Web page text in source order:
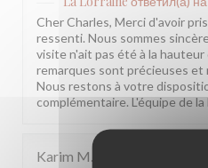
Cher Charles, Merci d'avoir
ressenti. Nous sommes
visite n'ait pas été à la
remarques sont précieuses et
Nous restons à votre
complémentaire. L'équipe de
Karim M